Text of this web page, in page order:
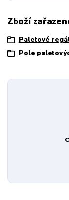
Zboží
Paletové
Pole